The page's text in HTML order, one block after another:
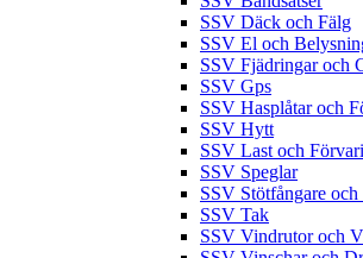
SSV Däck och Fälg
SSV El och
SSV Fjädringar och
SSV Gps
SSV Hasplåtar och
SSV Hytt
SSV Last och
SSV Speglar
SSV Stötfångare
SSV Tak
SSV Vindrutor och